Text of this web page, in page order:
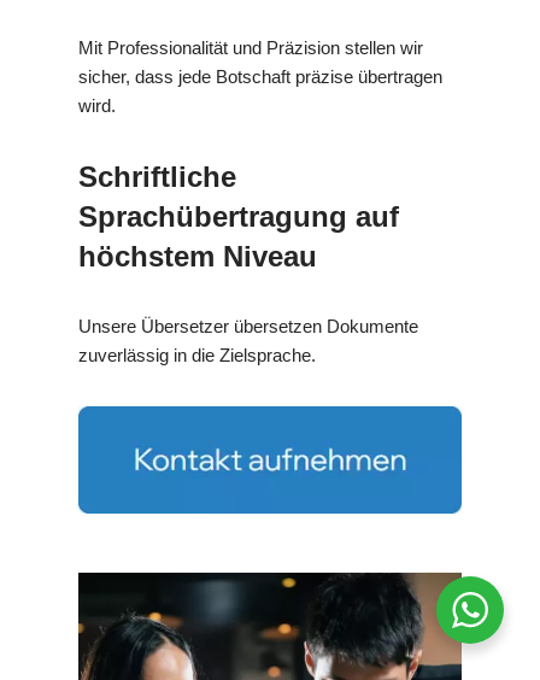
Mit Professionalität und Präzision stellen wir
sicher, dass jede Botschaft präzise übertragen
wird.
Schriftliche
Sprachübertragung auf
höchstem Niveau
Unsere Übersetzer übersetzen Dokumente
zuverlässig in die Zielsprache.